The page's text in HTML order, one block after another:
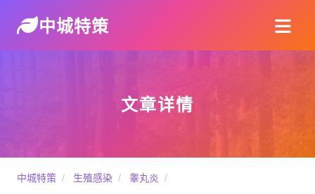
中城特策
文章详情
中城特策 / 生殖感染 / 睾丸炎 /